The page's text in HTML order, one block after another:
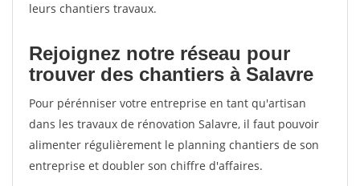
leurs chantiers travaux.
Rejoignez notre réseau pour
trouver des chantiers à Salavre
Pour pérénniser votre entreprise en tant qu'artisan
dans les travaux de rénovation Salavre, il faut pouvoir
alimenter régulièrement le planning chantiers de son
entreprise et doubler son chiffre d'affaires.